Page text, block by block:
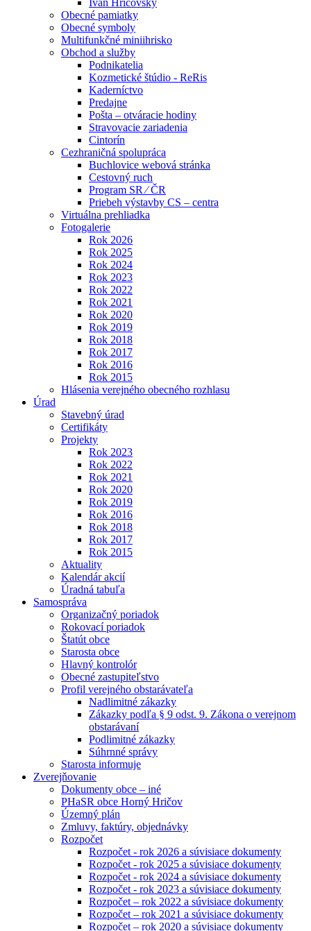
Ivan Hričovský
Obecné pamiatky
Obecné symboly
Multifunkčné miniihrisko
Obchod a služby
Podnikatelia
Kozmetické štúdio - ReRis
Kaderníctvo
Predajne
Pošta – otváracie hodiny
Stravovacie zariadenia
Cintorín
Cezhraničná spolupráca
Buchlovice webová stránka
Cestovný ruch
Program SR ⁄ ČR
Priebeh výstavby CS – centra
Virtuálna prehliadka
Fotogalerie
Rok 2026
Rok 2025
Rok 2024
Rok 2023
Rok 2022
Rok 2021
Rok 2020
Rok 2019
Rok 2018
Rok 2017
Rok 2016
Rok 2015
Hlásenia verejného obecného rozhlasu
Úrad
Stavebný úrad
Certifikáty
Projekty
Rok 2023
Rok 2022
Rok 2021
Rok 2020
Rok 2019
Rok 2016
Rok 2018
Rok 2017
Rok 2015
Aktuality
Kalendár akcií
Úradná tabuľa
Samospráva
Organizačný poriadok
Rokovací poriadok
Štatút obce
Starosta obce
Hlavný kontrolór
Obecné zastupiteľstvo
Profil verejného obstarávateľa
Nadlimitné zákazky
Zákazky podľa § 9 odst. 9. Zákona o verejnom
obstarávaní
Podlimitné zákazky
Súhrnné správy
Starosta informuje
Zverejňovanie
Dokumenty obce – iné
PHaSR obce Horný Hričov
Územný plán
Zmluvy, faktúry, objednávky
Rozpočet
Rozpočet - rok 2026 a súvisiace dokumenty
Rozpočet - rok 2025 a súvisiace dokumenty
Rozpočet - rok 2024 a súvisiace dokumenty
Rozpočet - rok 2023 a súvisiace dokumenty
Rozpočet – rok 2022 a súvisiace dokumenty
Rozpočet – rok 2021 a súvisiace dokumenty
Rozpočet – rok 2020 a súvisiace dokumenty